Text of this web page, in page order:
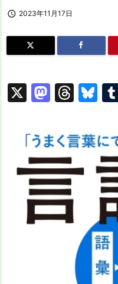
 2023年11月17日
X
M
st
o
d
o
n
T
e
a
d
Bl
e
s
k
y